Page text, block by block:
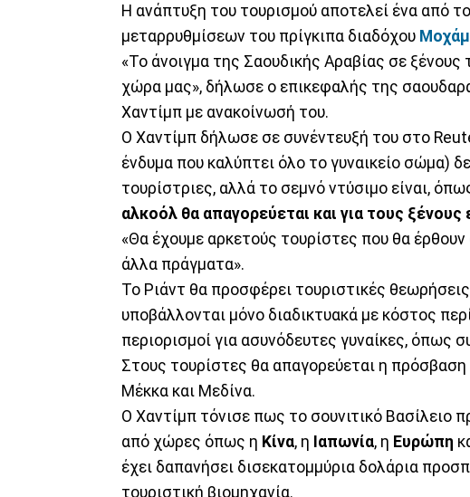
Η ανάπτυξη του τουρισμού αποτελεί ένα από
μεταρρυθμίσεων του πρίγκιπα διαδόχου
«Το άνοιγμα της Σαουδικής Αραβίας σε ξένους
χώρα μας», δήλωσε ο επικεφαλής της
Χαντίμπ με ανακοίνωσή του.
Ο Χαντίμπ δήλωσε σε συνέντευξή του στο
ένδυμα που καλύπτει όλο το γυναικείο σώμα)
τουρίστριες, αλλά το σεμνό ντύσιμο είναι,
αλκοόλ θα απαγορεύεται και για τους ξένους
«Θα έχουμε αρκετούς τουρίστες που θα
άλλα πράγματα».
Το Ριάντ θα προσφέρει τουριστικές
υποβάλλονται μόνο διαδικτυακά με κόστος
περιορισμοί για ασυνόδευτες γυναίκες, όπως
Στους τουρίστες θα απαγορεύεται η
Μέκκα και Μεδίνα.
Ο Χαντίμπ τόνισε πως το σουνιτικό Βασίλειο
από χώρες όπως η Κίνα, η Ιαπωνία, η Ευρώπη
έχει δαπανήσει δισεκατομμύρια δολάρια
τουριστική βιομηχανία.